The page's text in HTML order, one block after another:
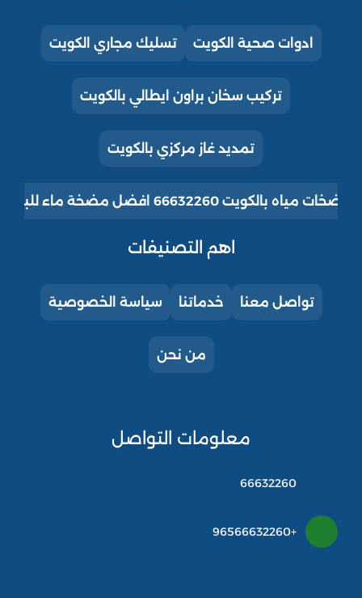
ادوات صحية الكويت تسليك مجاري الكويت
تركيب سخان براون ايطالي بالكويت
تمديد غاز مركزي بالكويت
مياه بالكويت 66632260 افضل مضخة ماء للبيت للبيع
اهم التصنيفات
تواصل معنا خدماتنا سياسة الخصوصية
من نحن
معلومات التواصل
66632260
+96566632260